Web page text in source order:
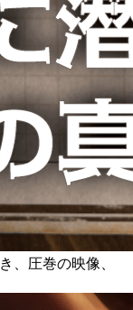
、圧巻の映像、